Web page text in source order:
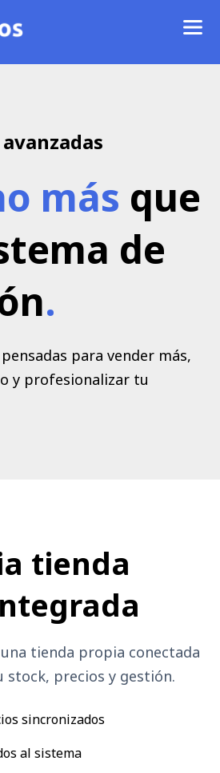
más que
de
.
para vender más,
y profesionalizar tu
tienda
tienda propia conectada
precios y gestión.
sincronizados
al sistema